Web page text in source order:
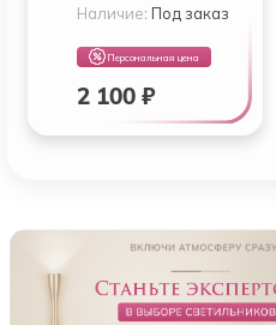
Наличие: Под заказ
Персональная цена
2 100 ₽